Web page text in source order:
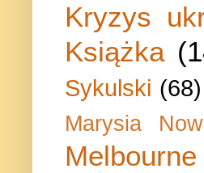
Kryzys
Książka
Sykulski (68)
Marysia
Melbourne